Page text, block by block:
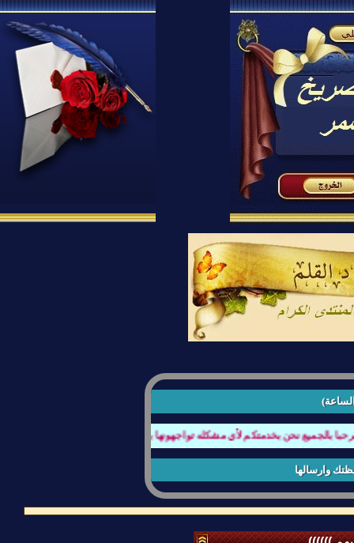
بالجميع نحن بخدمتكم لأي مشكله تواجهونها بتصفح المنتدى او عند كتابة الردود أو
وارسالها